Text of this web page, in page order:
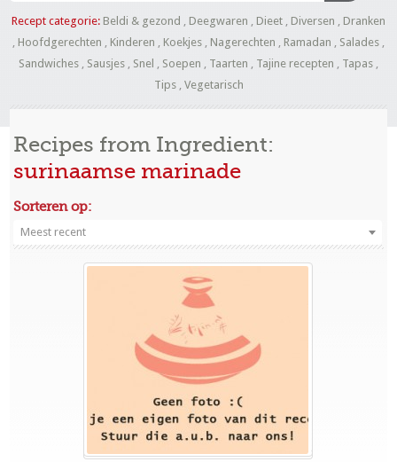
Recept categorie: Beldi & gezond , Deegwaren , Dieet , Diversen , Dranken
, Hoofdgerechten , Kinderen , Koekjes , Nagerechten , Ramadan , Salades ,
Sandwiches , Sausjes , Snel , Soepen , Taarten , Tajine recepten , Tapas ,
Tips, Vegetarisch
Recipes from Ingredient:
surinaamse marinade
Sorteren op:
Meest recent